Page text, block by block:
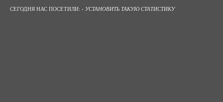
СЕГОДНЯ НАС ПОСЕТИЛИ: - УСТАНОВИТЬ ТАКУЮ СТАТИСТИКУ